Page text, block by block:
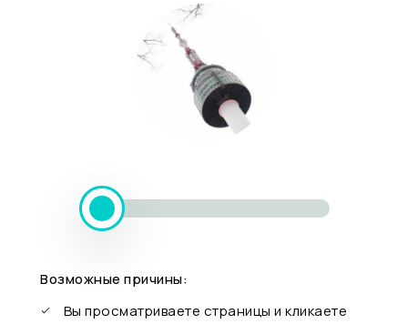
Возможные причины:
Вы просматриваете страницы и кликаете